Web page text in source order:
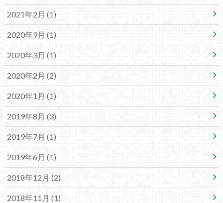
2021年2月 (1)
2020年9月 (1)
2020年3月 (1)
2020年2月 (2)
2020年1月 (1)
2019年8月 (3)
2019年7月 (1)
2019年6月 (1)
2018年12月 (2)
2018年11月 (1)